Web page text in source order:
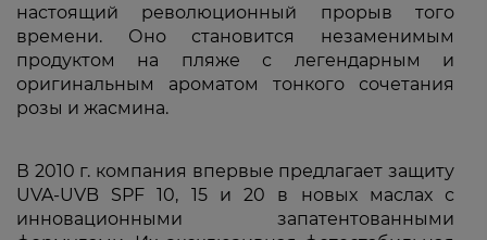
настоящий революционный прорыв того
времени. Оно становится незаменимым
продуктом на пляже с легендарным и
оригинальным ароматом тонкого сочетания
розы и жасмина.
В 2010 г. компания впервые предлагает защиту
UVA-UVB SPF 10, 15 и 20 в новых маслах с
инновационными запатентованными